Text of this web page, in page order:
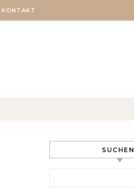
KONTAKT
SUCHEN